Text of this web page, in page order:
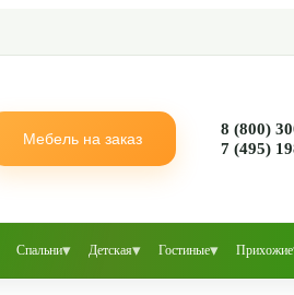
Мебель на заказ
8 (800)
7 (495)
Спальни▾ Детская▾ Гостиные▾ Прихожие